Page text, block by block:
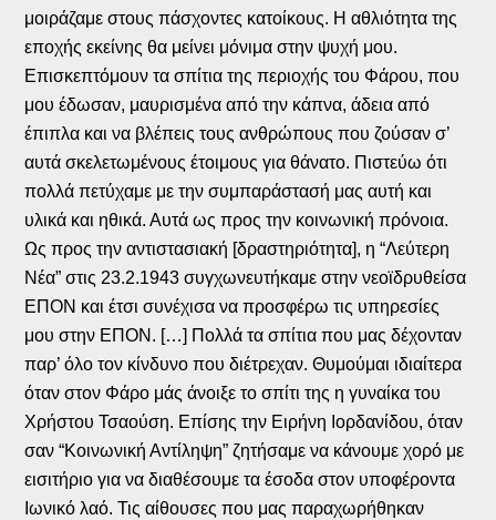
μοιράζαμε στους πάσχοντες κατοίκους. Η αθλιότητα της
εποχής εκείνης θα μείνει μόνιμα στην ψυχή μου.
Επισκεπτόμουν τα σπίτια της περιοχής του Φάρου, που
μου έδωσαν, μαυρισμένα από την κάπνα, άδεια από
έπιπλα και να βλέπεις τους ανθρώπους που ζούσαν σ’
αυτά σκελετωμένους έτοιμους για θάνατο. Πιστεύω ότι
πολλά πετύχαμε με την συμπαράστασή μας αυτή και
υλικά και ηθικά. Αυτά ως προς την κοινωνική πρόνοια.
Ως προς την αντιστασιακή [δραστηριότητα], η “Λεύτερη
Νέα” στις 23.2.1943 συγχωνευτήκαμε στην νεοϊδρυθείσα
ΕΠΟΝ και έτσι συνέχισα να προσφέρω τις υπηρεσίες
μου στην ΕΠΟΝ. […] Πολλά τα σπίτια που μας δέχονταν
παρ’ όλο τον κίνδυνο που διέτρεχαν. Θυμούμαι ιδιαίτερα
όταν στον Φάρο μάς άνοιξε το σπίτι της η γυναίκα του
Χρήστου Τσαούση. Επίσης την Ειρήνη Ιορδανίδου, όταν
σαν “Κοινωνική Αντίληψη” ζητήσαμε να κάνουμε χορό με
εισιτήριο για να διαθέσουμε τα έσοδα στον υποφέροντα
Ιωνικό λαό. Τις αίθουσες που μας παραχωρήθηκαν